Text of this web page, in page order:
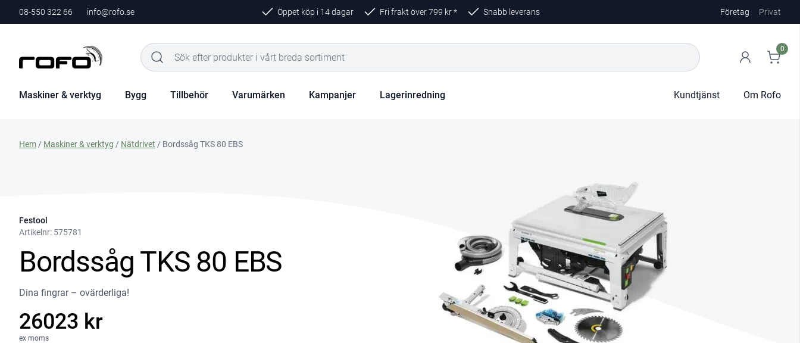
08-550 322 66 info@rofo.se Öppet köp i 14 dagar Fri frakt över799 kr * Snabb leverans Företag Privat
0
Maskiner & verktyg Bygg Tillbehör Varumärken Kampanjer Lagerinredning Kundtjänst Om Rofo
Hem / Maskiner & verktyg / Nätdrivet / Bordssåg TKS 80 EBS
Festool
Artikelnr: 575781
Bordssåg TKS 80 EBS
Dina fingrar – ovärderliga!
26023 kr
ex moms